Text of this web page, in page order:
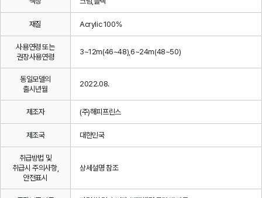
재질 Acrylic 100%
사용연령 또는
권장사용연령
3~12m(46~48),6~24m(48~50)
동일모델의
출시년월
2022.08.
제조자 (주)해피프린스
제조국 대한민국
취급방법 및
취급시 주의사항,
안전표시
상세설명 참조